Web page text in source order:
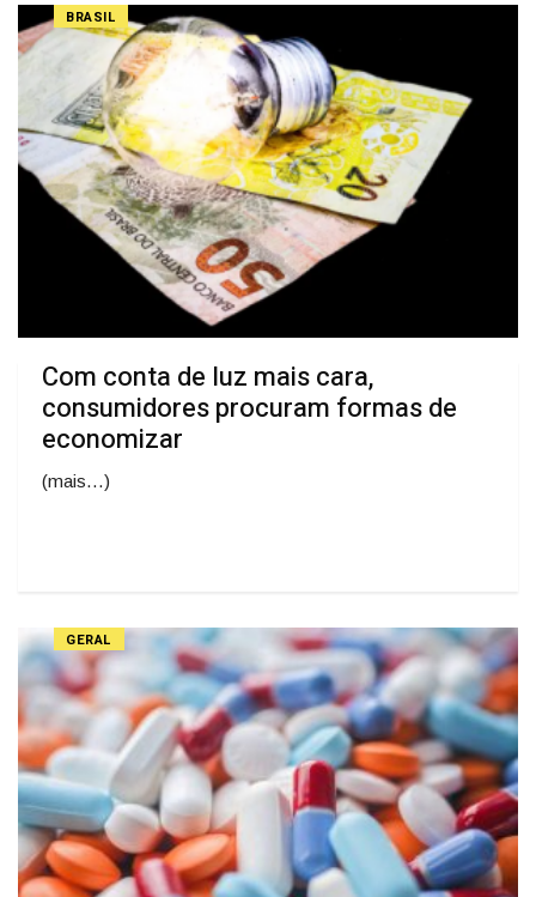
BRASIL
Com conta de luz mais cara,
consumidores procuram formas de
economizar
(mais…)
GERAL